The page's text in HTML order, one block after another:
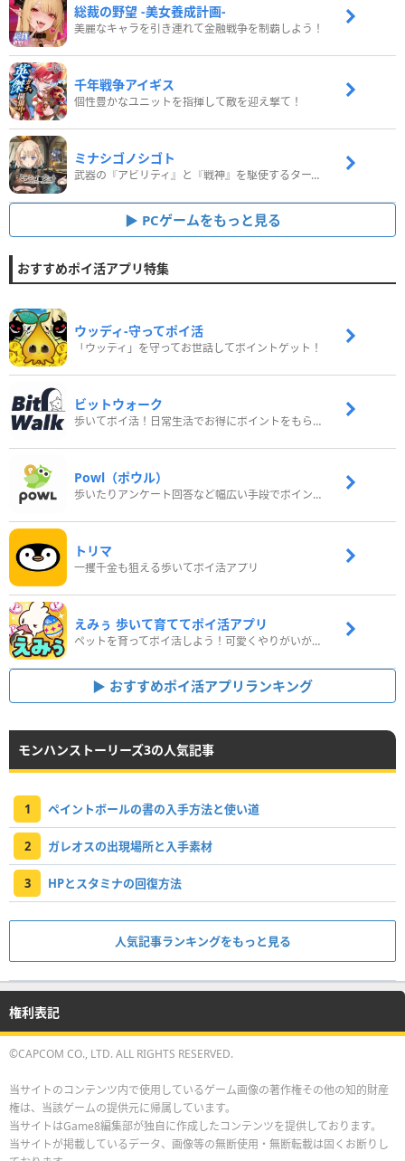
総裁の野望 -美女養成計画-
美麗なキャラを引き連れて金融戦争を制覇しよう！
千年戦争アイギス
個性豊かなユニットを指揮して敵を迎え撃て！
ミナシゴノシゴト
武器の『アビリティ』と『戦神』を駆使するターン制コマンドバトルRPG！
PCゲームをもっと見る
おすすめポイ活アプリ特集
ウッディ‐守ってポイ活
「ウッディ」を守ってお世話してポイントゲット！
ビットウォーク
歩いてポイ活！日常生活でお得にポイントをもらおう
Powl（ポウル）
歩いたりアンケート回答など幅広い手段でポイントをゲット
トリマ
一攫千金も狙える歩いてポイ活アプリ
えみぅ 歩いて育ててポイ活アプリ
ペットを育ってポイ活しよう！可愛くやりがいがある新感覚アプリ
おすすめポイ活アプリランキング
モンハンストーリーズ3の人気記事
1 ペイントボールの書の入手方法と使い道
2 ガレオスの出現場所と入手素材
3 HPとスタミナの回復方法
人気記事ランキングをもっと見る
権利表記
©CAPCOM CO., LTD. ALL RIGHTS RESERVED.
当サイトのコンテンツ内で使用しているゲーム画像の著作権その他の知的財産
権は、当該ゲームの提供元に帰属しています。
当サイトはGame8編集部が独自に作成したコンテンツを提供しております。
当サイトが掲載しているデータ、画像等の無断使用・無断転載は固くお断りし